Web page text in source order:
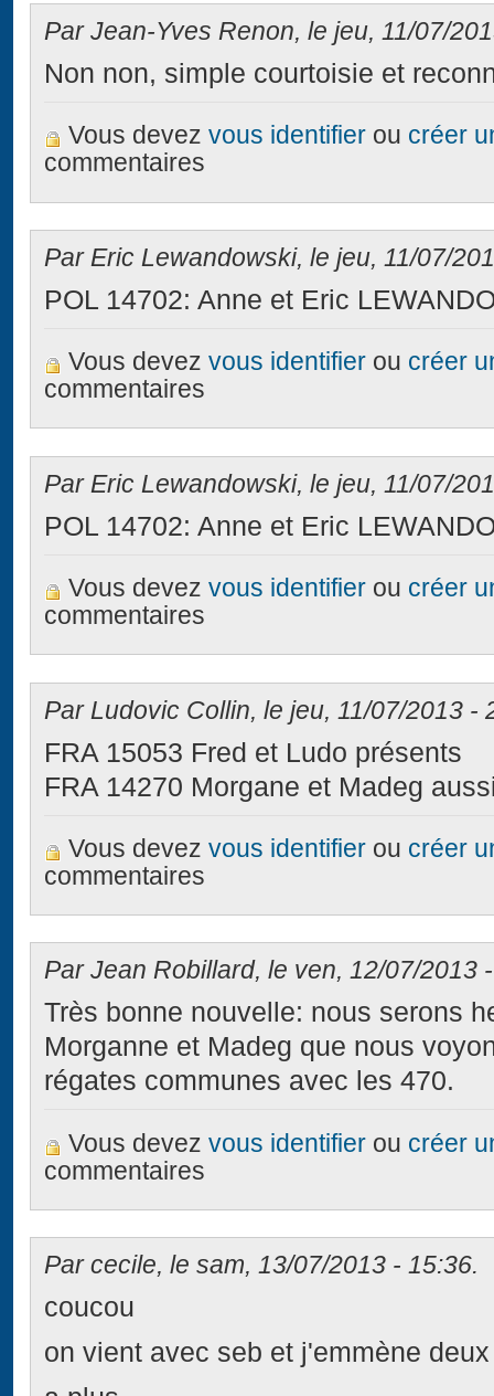
Par Jean-Yves Renon, le jeu, 11/07/
Non non, simple courtoisie et
Vous devezvous identifier ou créer
commentaires
Par Eric Lewandowski, le jeu, 11/07/
POL 14702: Anne et Eric
Vous devezvous identifier ou créer
commentaires
Par Eric Lewandowski, le jeu, 11/07/
POL 14702: Anne et Eric
Vous devezvous identifier ou créer
commentaires
Par Ludovic Collin, le jeu, 11/07/2013 -
FRA 15053 Fred et Ludo présents
FRA 14270 Morgane et Madeg
Vous devezvous identifier ou créer
commentaires
Par Jean Robillard, le ven, 12/07/2013
Très bonne nouvelle: nous serons
Morganne et Madeg que nous
régates communes avec les 470.
Vous devezvous identifier ou créer
commentaires
Par cecile, le sam, 13/07/2013 - 15:36.
coucou
on vient avec seb et j'emmène